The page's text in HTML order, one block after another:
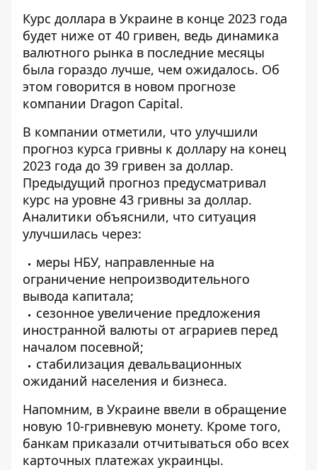
Курс доллара в Украине в конце 2023 года
будет ниже от 40 гривен, ведь динамика
валютного рынка в последние месяцы
была гораздо лучше, чем ожидалось. Об
этом говорится в новом прогнозе
компании Dragon Capital.
В компании отметили, что улучшили
прогноз курса гривны к доллару на конец
2023 года до 39 гривен за доллар.
Предыдущий прогноз предусматривал
курс на уровне 43 гривны за доллар.
Аналитики объяснили, что ситуация
улучшилась через:
меры НБУ, направленные на
ограничение непроизводительного
вывода капитала;
сезонное увеличение предложения
иностранной валюты от аграриев перед
началом посевной;
стабилизация девальвационных
ожиданий населения и бизнеса.
Напомним, в Украине ввели в обращение
новую 10-гривневую монету. Кроме того,
банкам приказали отчитываться обо всех
карточных платежах украинцы.